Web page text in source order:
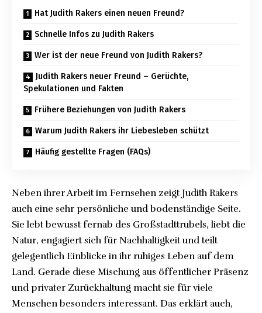
Hat Judith Rakers einen neuen Freund?
Schnelle Infos zu Judith Rakers
Wer ist der neue Freund von Judith Rakers?
Judith Rakers neuer Freund – Gerüchte,
Spekulationen und Fakten
Frühere Beziehungen von Judith Rakers
Warum Judith Rakers ihr Liebesleben schützt
Häufig gestellte Fragen (FAQs)
Neben ihrer Arbeit im Fernsehen zeigt Judith Rakers
auch eine sehr persönliche und bodenständige Seite.
Sie lebt bewusst fernab des Großstadttrubels, liebt die
Natur, engagiert sich für Nachhaltigkeit und teilt
gelegentlich Einblicke in ihr ruhiges Leben auf dem
Land. Gerade diese Mischung aus öffentlicher Präsenz
und privater Zurückhaltung macht sie für viele
Menschen besonders interessant. Das erklärt auch,